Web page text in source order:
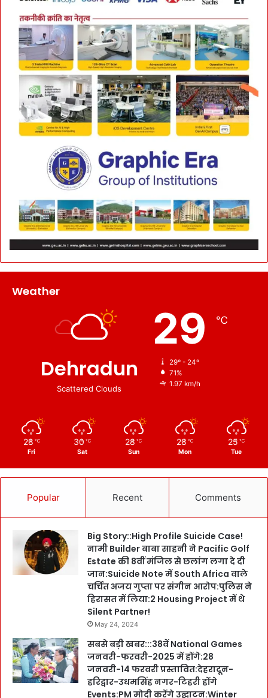
Weather
Dehradun
Scattered Clouds
29 ℃
29º - 24º
71%
1.97 km/h
28 ℃
Fri
30 ℃
Sat
28 ℃
Sun
28 ℃
Mon
25 ℃
Tue
Popular Recent Comments
Big Story::High Profile Suicide Case!
नामी Builder बाबा साहनी ने Pacific Golf
Estate की 8वीं मंजिल से छलांग लगा दे दी
जान:Suicide Note में South Africa वाले
चर्चित अजय गुप्ता पर संगीन आरोप:पुलिस ने
हिरासत में लिया:2 Housing Project में थे
Silent Partner!
May 24, 2024
सबसे बड़ी खबर:::38वें National Games
जनवरी-फरवरी-2025 में होंगे:28
जनवरी-14 फरवरी प्रस्तावित:देहरादून-
हरिद्वार-उधमसिंह नगर-टिहरी होंगे
Events:PM मोदी करेंगे उद्घाटन:Winter